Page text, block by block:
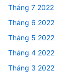
Tháng 7 2022
Tháng 6 2022
Tháng 5 2022
Tháng 4 2022
Tháng 3 2022